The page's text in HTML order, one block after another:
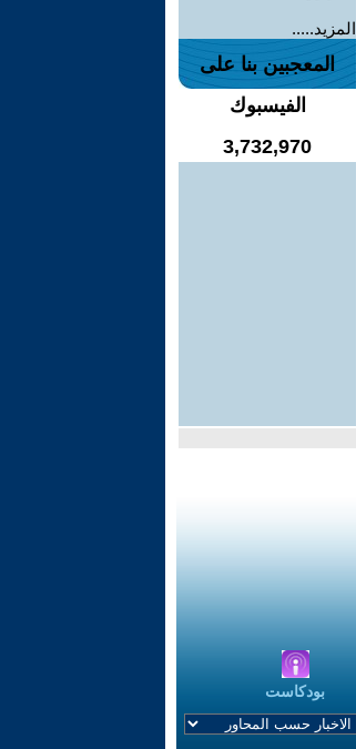
المزيد.....
المعجبين بنا على
الفيسبوك
3,732,970
بودكاست